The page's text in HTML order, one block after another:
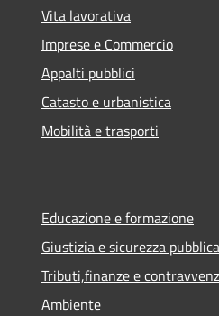
Vita lavorativa
Imprese e Commercio
Appalti pubblici
Catasto e urbanistica
Mobilità e trasporti
Educazione e formazione
Giustizia e sicurezza pubblica
Tributi,finanze e
Ambiente